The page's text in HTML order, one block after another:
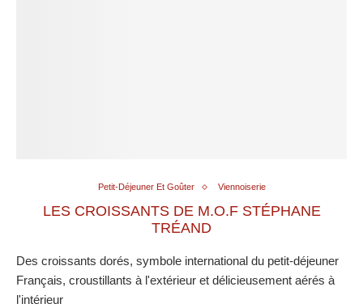
Petit-Déjeuner Et Goûter Viennoiserie
LES CROISSANTS DE M.O.F STÉPHANE
TRÉAND
Des croissants dorés, symbole international du petit-déjeuner
Français, croustillants à l'extérieur et délicieusement aérés à
l'intérieur